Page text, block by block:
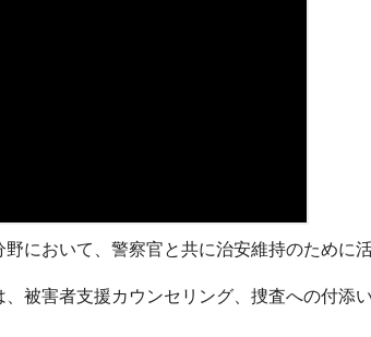
において、警察官と共に治安維持のために
被害者支援カウンセリング、捜査への付添